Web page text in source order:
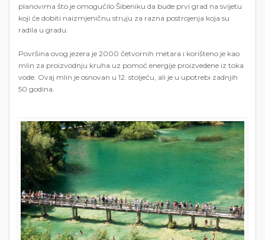
planovima što je omogućilo Šibeniku da bude prvi grad na svijetu
koji će dobiti naizmjeničnu struju za razna postrojenja koja su
radila u gradu.
Površina ovog jezera je 2000 četvornih metara i korišteno je kao
mlin za proizvodnju kruha uz pomoć energije proizvedene iz toka
vode. Ovaj mlin je osnovan u 12. stoljeću, ali je u upotrebi zadnjih
50 godina.